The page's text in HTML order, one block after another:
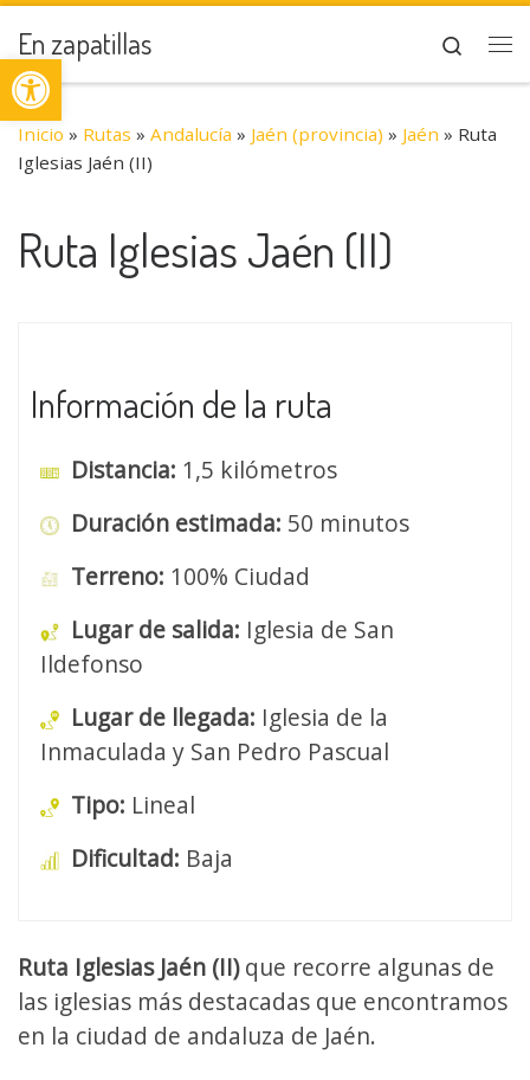
Abrir barra de herramientas
Saltar al contenido
En zapatillas
Search
Inicio » Rutas » Andalucía » Jaén (provincia) » Jaén » Ruta
Iglesias Jaén (II)
Ruta Iglesias Jaén (II)
Información de la ruta
Distancia: 1,5 kilómetros
Duración estimada: 50 minutos
Terreno: 100% Ciudad
Lugar de salida: Iglesia de San
Ildefonso
Lugar de llegada: Iglesia de la
Inmaculada y San Pedro Pascual
Tipo: Lineal
Dificultad: Baja
Ruta Iglesias Jaén (II)que recorre algunas de
las iglesias más destacadas que encontramos
en la ciudad de andaluza de Jaén.